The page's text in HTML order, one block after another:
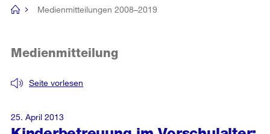
Navigation
[no
Medienmitteilungen 2008–2019
Seite vorlesen
Medienmitteilung
25. April 2013